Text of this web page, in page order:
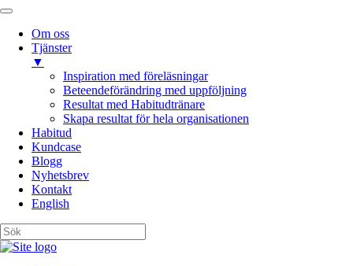
Om oss
Tjänster
▼
Inspiration med föreläsningar
Beteendeförändring med uppföljning
Resultat med Habitudtränare
Skapa resultat för hela organisationen
Habitud
Kundcase
Blogg
Nyhetsbrev
Kontakt
English